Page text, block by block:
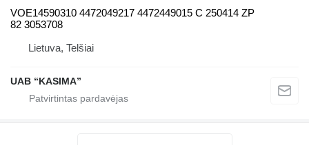
VOE14590310 4472049217 4472449015 C 250414 ZP
82 3053708
Lietuva, Telšiai
UAB “KASIMA”